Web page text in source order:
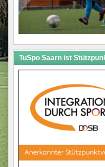
TuSpo Saarn ist